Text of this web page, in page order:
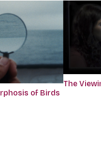
of Birds
The